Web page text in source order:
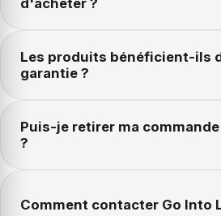
Les produits bénéficient-ils
garantie ?
Puis-je retirer ma
?
Comment contacter Go Into